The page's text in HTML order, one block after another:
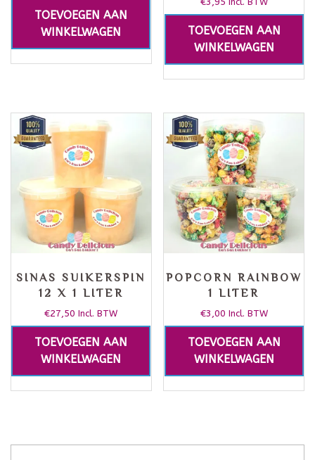
TOEVOEGEN AAN
WINKELWAGEN
TOEVOEGEN AAN
WINKELWAGEN
SINAS SUIKERSPIN
12 X 1 LITER
€27,50 Incl. BTW
TOEVOEGEN AAN
WINKELWAGEN
POPCORN RAINBOW
1 LITER
€3,00 Incl. BTW
TOEVOEGEN AAN
WINKELWAGEN